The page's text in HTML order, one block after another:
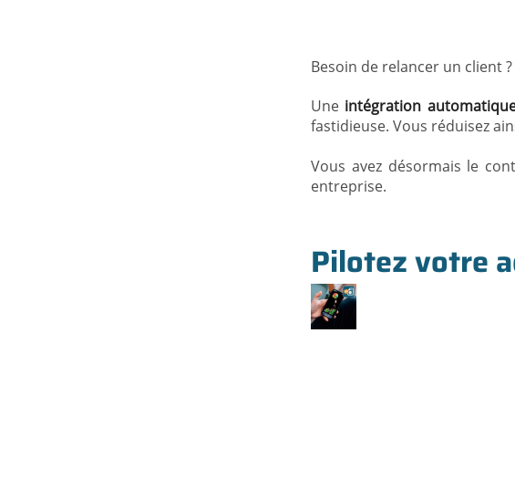
Besoin de relancer un client ?
Une intégration
fastidieuse. Vous réduisez
Vous avez désormais le
entreprise.
Pilotez votre